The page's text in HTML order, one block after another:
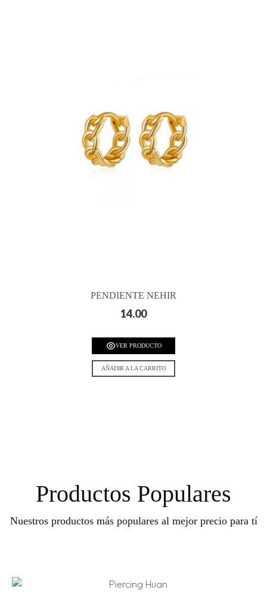
PENDIENTE NEHIR
14.00
VER PRODUCTO
AÑADIR A LA CARRITO
Productos Populares
Nuestros productos más populares al mejor precio para tí